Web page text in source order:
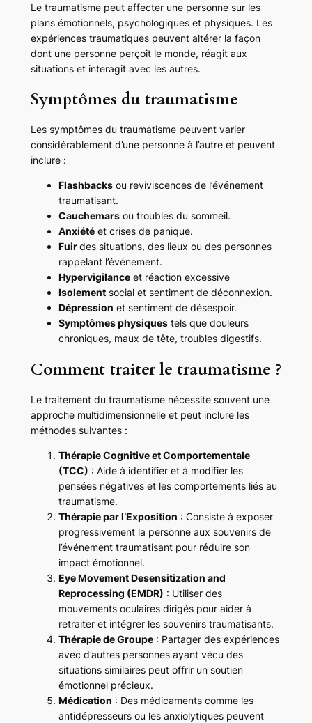
Le traumatisme peut affecter une personne sur les
plans émotionnels, psychologiques et physiques. Les
expériences traumatiques peuvent altérer la façon
dont une personne perçoit le monde, réagit aux
situations et interagit avec les autres.
Symptômes du traumatisme
Les symptômes du traumatisme peuvent varier
considérablement d’une personne à l’autre et peuvent
inclure :
Flashbacksou reviviscences de l’événement
traumatisant.
Cauchemarsou troubles du sommeil.
Anxiétéet crises de panique.
Fuirdes situations, des lieux ou des personnes
rappelant l’événement.
Hypervigilanceet réaction excessive
Isolementsocial et sentiment de déconnexion.
Dépression et sentiment de désespoir.
Symptômes physiquestels que douleurs
chroniques, maux de tête, troubles digestifs.
Comment traiter le traumatisme ?
Le traitement du traumatisme nécessite souvent une
approche multidimensionnelle et peut inclure les
méthodes suivantes :
Thérapie Cognitive et Comportementale
(TCC) : Aide à identifier et à modifier les
pensées négatives et les comportements liés au
traumatisme.
Thérapie par l’Exposition : Consiste à exposer
progressivement la personne aux souvenirs de
l’événement traumatisant pour réduire son
impact émotionnel.
Eye Movement Desensitization and
Reprocessing (EMDR) : Utiliser des
mouvements oculaires dirigés pour aider à
retraiter et intégrer les souvenirs traumatisants.
Thérapie de Groupe: Partager des expériences
avec d’autres personnes ayant vécu des
situations similaires peut offrir un soutien
émotionnel précieux.
Médication : Des médicaments comme les
antidépresseurs ou les anxiolytiques peuvent